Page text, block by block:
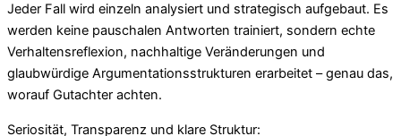
Jeder Fall wird einzeln analysiert und strategisch aufgebaut. Es
werden keine pauschalen Antworten trainiert, sondern echte
Verhaltensreflexion, nachhaltige Veränderungen und
glaubwürdige Argumentationsstrukturen erarbeitet – genau das,
worauf Gutachter achten.
Seriosität, Transparenz und klare Struktur: